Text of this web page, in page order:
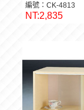
編號：CK-4813
NT:2,835